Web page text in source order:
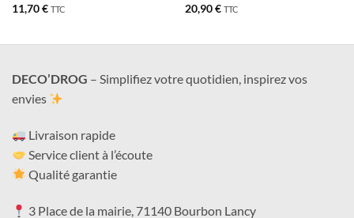
11,70€ TTC
20,90€ TTC
DECO’DROG – Simplifiez votre quotidien, inspirez vos
envies
Livraison rapide
Service client à l’écoute
Qualité garantie
3 Place de la mairie, 71140 Bourbon Lancy